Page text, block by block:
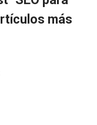
más